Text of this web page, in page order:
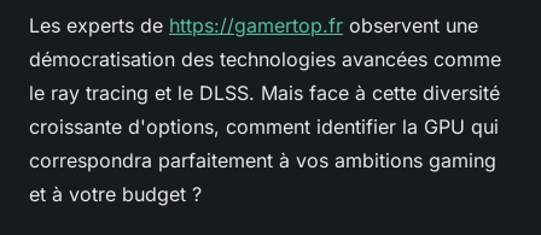
Les experts de https://gamertop.fr observent une
démocratisation des technologies avancées comme
le ray tracing et le DLSS. Mais face à cette diversité
croissante d'options, comment identifier la GPU qui
correspondra parfaitement à vos ambitions gaming
et à votre budget ?